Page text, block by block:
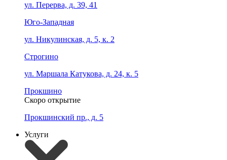
ул. Перерва, д. 39, 41
Юго-Западная
ул. Никулинская, д. 5, к. 2
Строгино
ул. Маршала Катукова, д. 24, к. 5
Прокшино
Скоро открытие
Прокшинский пр., д. 5
Услуги